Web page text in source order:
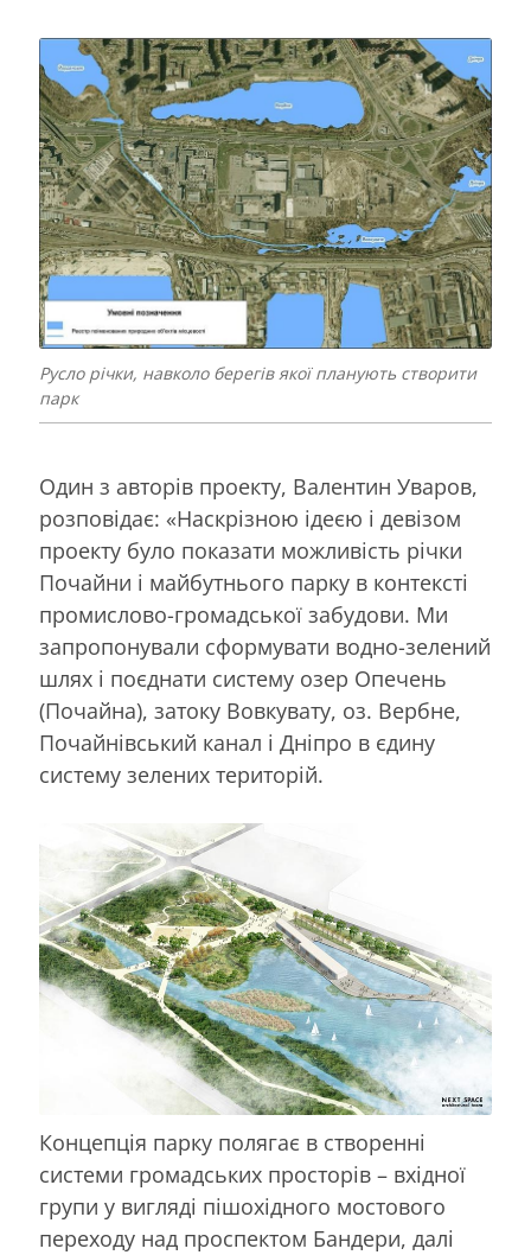
Русло річки, навколо берегів якої планують створити
парк
Один з авторів проекту, Валентин Уваров,
розповідає: «Наскрізною ідеєю і девізом
проекту було показати можливість річки
Почайни і майбутнього парку в контексті
промислово-громадської забудови. Ми
запропонували сформувати водно-зелений
шлях і поєднати систему озер Опечень
(Почайна), затоку Вовкувату, оз. Вербне,
Почайнівський канал і Дніпро в єдину
систему зелених територій.
Концепція парку полягає в створенні
системи громадських просторів – вхідної
групи у вигляді пішохідного мостового
переходу над проспектом Бандери, далі